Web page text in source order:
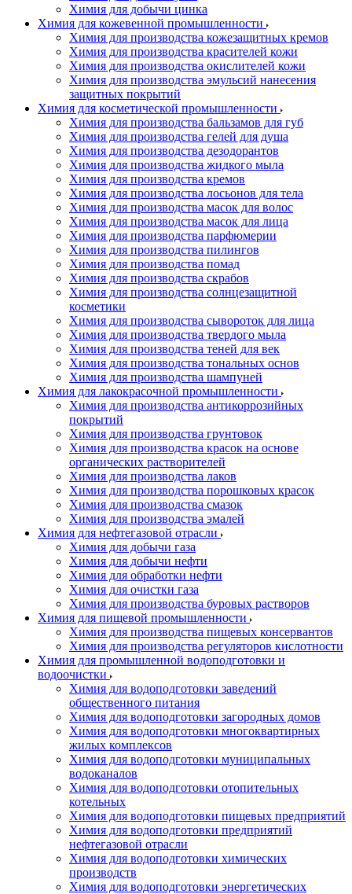
Химия для добычи цинка
Химия для кожевенной промышленности
Химия для производства кожезащитных кремов
Химия для производства красителей кожи
Химия для производства окислителей кожи
Химия для производства эмульсий нанесения
защитных покрытий
Химия для косметической промышленности
Химия для производства бальзамов для губ
Химия для производства гелей для душа
Химия для производства дезодорантов
Химия для производства жидкого мыла
Химия для производства кремов
Химия для производства лосьонов для тела
Химия для производства масок для волос
Химия для производства масок для лица
Химия для производства парфюмерии
Химия для производства пилингов
Химия для производства помад
Химия для производства скрабов
Химия для производства солнцезащитной
косметики
Химия для производства сывороток для лица
Химия для производства твердого мыла
Химия для производства теней для век
Химия для производства тональных основ
Химия для производства шампуней
Химия для лакокрасочной промышленности
Химия для производства антикоррозийных
покрытий
Химия для производства грунтовок
Химия для производства красок на основе
органических растворителей
Химия для производства лаков
Химия для производства порошковых красок
Химия для производства смазок
Химия для производства эмалей
Химия для нефтегазовой отрасли
Химия для добычи газа
Химия для добычи нефти
Химия для обработки нефти
Химия для очистки газа
Химия для производства буровых растворов
Химия для пищевой промышленности
Химия для производства пищевых консервантов
Химия для производства регуляторов кислотности
Химия для промышленной водоподготовки и
водоочистки
Химия для водоподготовки заведений
общественного питания
Химия для водоподготовки загородных домов
Химия для водоподготовки многоквартирных
жилых комплексов
Химия для водоподготовки муниципальных
водоканалов
Химия для водоподготовки отопительных
котельных
Химия для водоподготовки пищевых предприятий
Химия для водоподготовки предприятий
нефтегазовой отрасли
Химия для водоподготовки химических
производств
Химия для водоподготовки энергетических